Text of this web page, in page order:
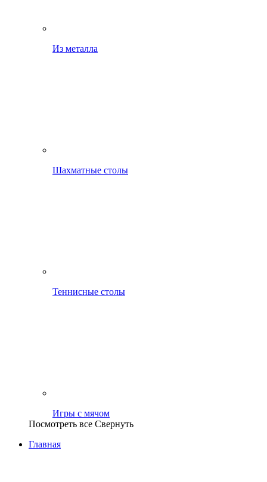
Из металла
Шахматные столы
Теннисные столы
Игры с мячом
Посмотреть все Свернуть
Главная